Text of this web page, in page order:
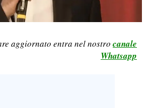
aggiornato entra nel nostro canale
Whatsapp